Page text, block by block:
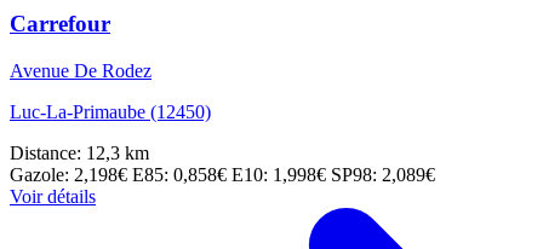
Carrefour
Avenue De Rodez
Luc-La-Primaube (12450)
Distance: 12,3 km
Gazole: 2,198€ E85: 0,858€ E10: 1,998€ SP98: 2,089€
Voir détails